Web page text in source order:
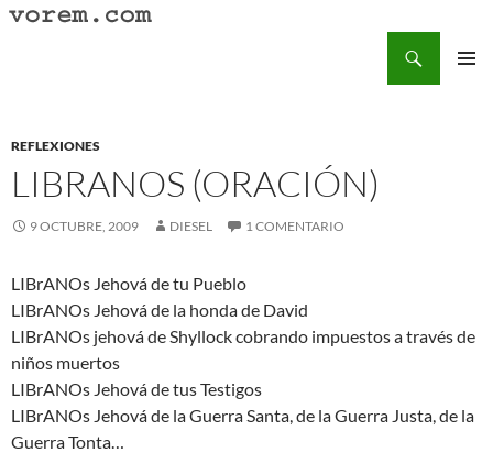
Saltar
REFLEXIONES
LIBRANOS (ORACIÓN)
9 OCTUBRE, 2009 DIESEL 1 COMENTARIO
LIBrANOs Jehová de tu Pueblo
LIBrANOs Jehová de la honda de David
LIBrANOs jehová de Shyllock cobrando impuestos a través de
niños muertos
LIBrANOs Jehová de tus Testigos
LIBrANOs Jehová de la Guerra Santa, de la Guerra Justa, de la
Guerra Tonta…